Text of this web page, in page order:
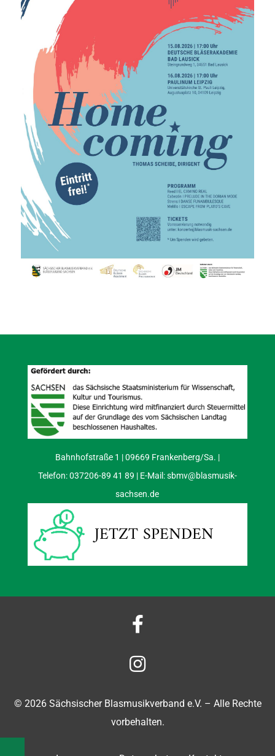
Bahnhofstraße 1 | 09669 Frankenberg/Sa. |
Telefon: 037206-89 41 89 | E-Mail:sbmv@blasmusik-
sachsen.de
JETZT SPENDEN


© 2026 Sächsischer Blasmusikverband e.V. – Alle Rechte
vorbehalten.